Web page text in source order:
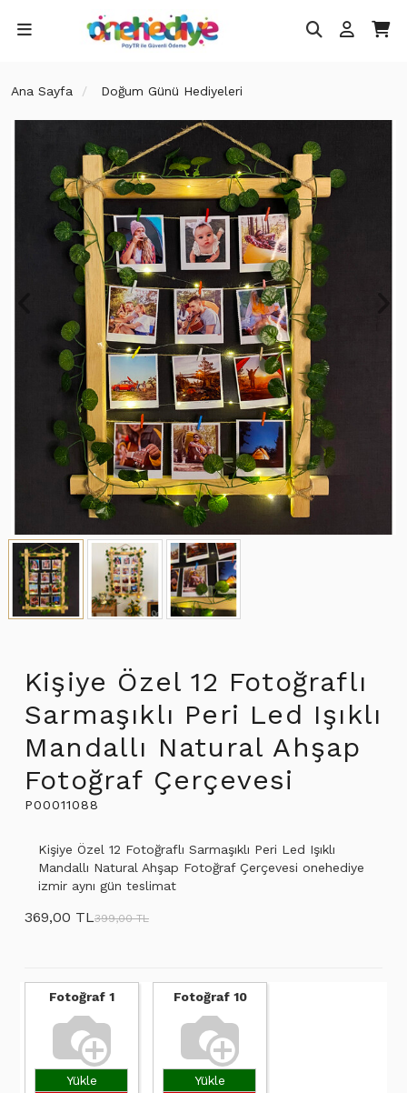
Ana Sayfa Doğum Günü Hediyeleri
Kişiye Özel 12 Fotoğraflı
Sarmaşıklı Peri Led Işıklı
Mandallı Natural Ahşap
Fotoğraf Çerçevesi
P00011088
Kişiye Özel 12 Fotoğraflı Sarmaşıklı Peri Led Işıklı
Mandallı Natural Ahşap Fotoğraf Çerçevesi onehediye
izmir aynı gün teslimat
369,00 TL399,00 TL
Fotoğraf 1
Yükle
Fotoğraf 10
Yükle